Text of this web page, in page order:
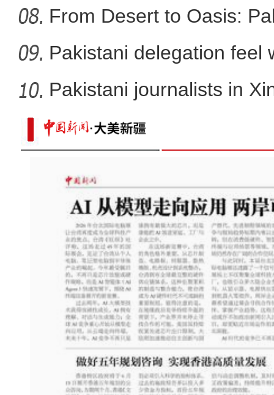
“AI医生”上高原 智能诊断系
From Desert to Oasis:
Pakistani delegation feel
developm
Pakistani journalists in